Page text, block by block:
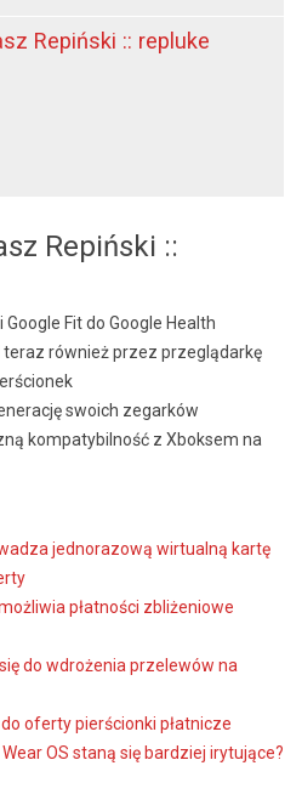
Repiński :: repluke
Repiński ::
Fit do Google Health
teraz również przez przeglądarkę
swoich zegarków
kompatybilność z Xboksem na
jednorazową wirtualną kartę
płatności zbliżeniowe
do wdrożenia przelewów na
oferty pierścionki płatnicze
OS staną się bardziej irytujące?